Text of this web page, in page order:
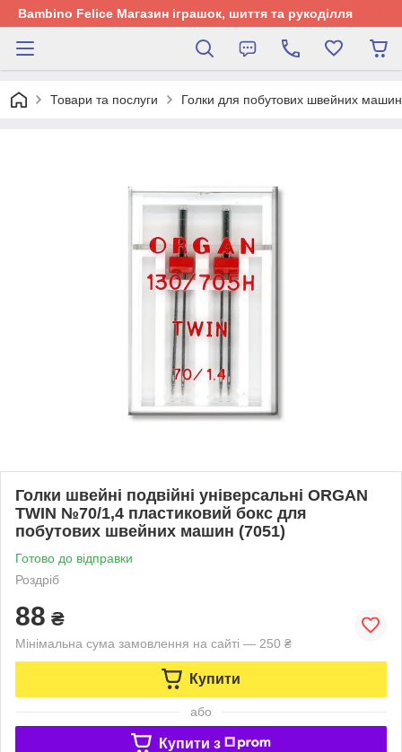
Bambino Felice Магазин іграшок, шиття та рукоділля
Товари та послуги Голки для побутових швейних машин
Голки швейні подвійні універсальні ORGAN
TWIN №70/1,4 пластиковий бокс для
побутових швейних машин (7051)
Готово до відправки
Роздріб
88 ₴
Мінімальна сума замовлення на сайті — 250 ₴
Купити
або
Купити з